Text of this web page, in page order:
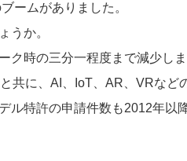
ームがありました。
うか。
ク時の三分一程度まで減少しま
共に、AI、IoT、AR、VRなど
ル特許の申請件数も2012年以